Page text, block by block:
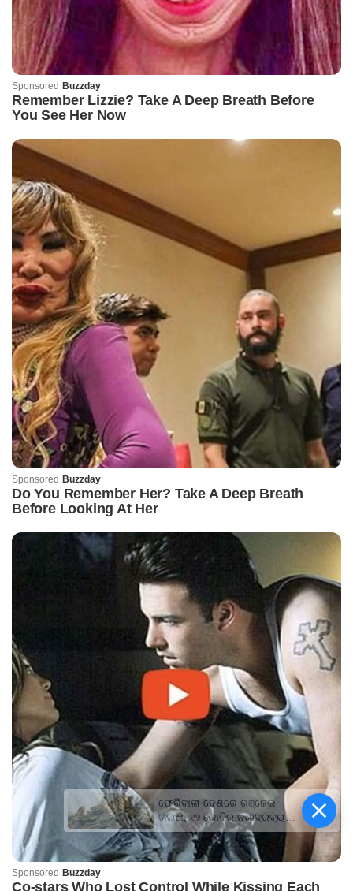
ଫେରିବାଲା ବେଶରେ ଗଞ୍ଜେଇ
ଚାଲାଣ, ୧୨ କୋଟିର ନିଶାଦ୍ରବ୍ୟ
ଜବତ